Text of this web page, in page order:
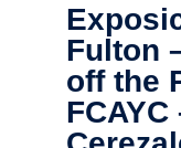
Fulton
off the